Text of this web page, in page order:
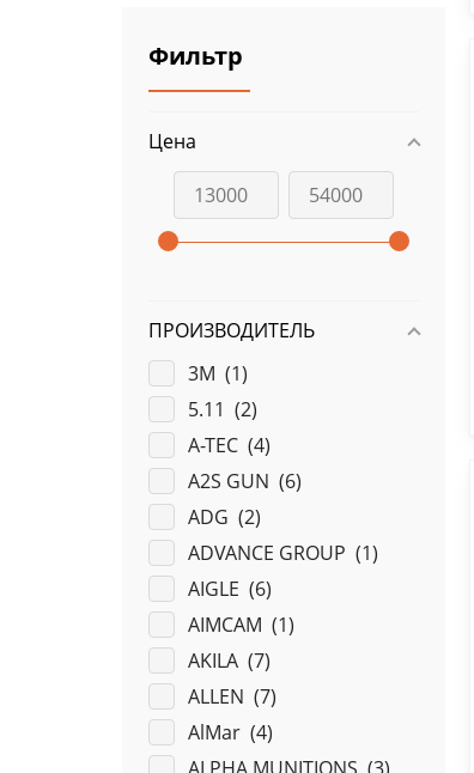
Фильтр
Цена
ПРОИЗВОДИТЕЛЬ
3M (1)
5.11 (2)
A-TEC (4)
A2S GUN (6)
ADG (2)
ADVANCE GROUP (1)
AIGLE (6)
AIMCAM (1)
AKILA (7)
ALLEN (7)
AlMar (4)